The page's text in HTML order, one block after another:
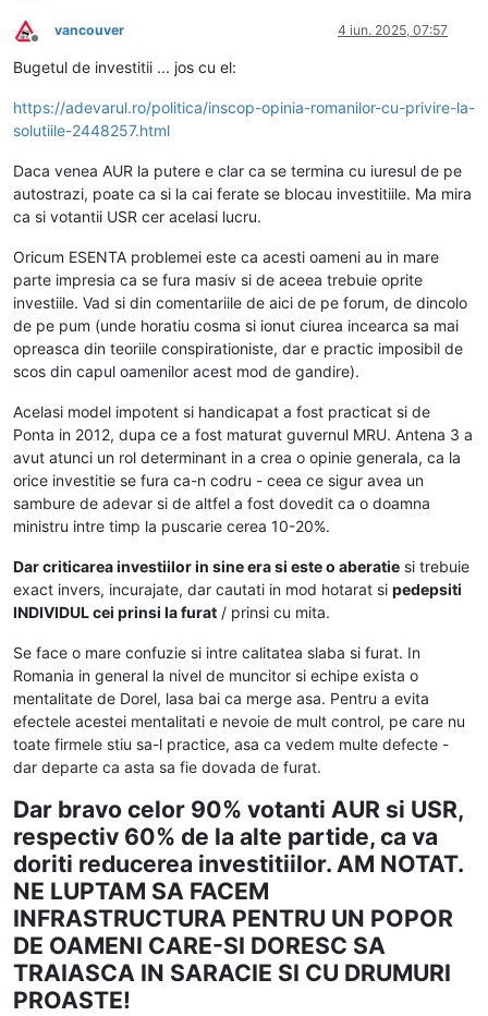
Deconectat
vancouver 4 iun. 2025, 07:57
Bugetul de investitii ... jos cu el:
https://adevarul.ro/politica/inscop-opinia-romanilor-cu-privire-la-
solutiile-2448257.html
Daca venea AUR la putere e clar ca se termina cu iuresul de pe
autostrazi, poate ca si la cai ferate se blocau investitiile. Ma mira
ca si votantii USR cer acelasi lucru.
Oricum ESENTA problemei este ca acesti oameni au in mare
parte impresia ca se fura masiv si de aceea trebuie oprite
investiile. Vad si din comentariile de aici de pe forum, de dincolo
de pe pum (unde horatiu cosma si ionut ciurea incearca sa mai
opreasca din teoriile conspirationiste, dar e practic imposibil de
scos din capul oamenilor acest mod de gandire).
Acelasi model impotent si handicapat a fost practicat si de
Ponta in 2012, dupa ce a fost maturat guvernul MRU. Antena 3 a
avut atunci un rol determinant in a crea o opinie generala, ca la
orice investitie se fura ca-n codru - ceea ce sigur avea un
sambure de adevar si de altfel a fost dovedit ca o doamna
ministru intre timp la puscarie cerea 10-20%.
Dar criticarea investiilor in sine era si este o aberatie si trebuie
exact invers, incurajate, dar cautati in mod hotarat si pedepsiti
INDIVIDUL cei prinsi la furat / prinsi cu mita.
Se face o mare confuzie si intre calitatea slaba si furat. In
Romania in general la nivel de muncitor si echipe exista o
mentalitate de Dorel, lasa bai ca merge asa. Pentru a evita
efectele acestei mentalitati e nevoie de mult control, pe care nu
toate firmele stiu sa-l practice, asa ca vedem multe defecte -
dar departe ca asta sa fie dovada de furat.
Dar bravo celor 90% votanti AUR si USR,
respectiv 60% de la alte partide, ca va
doriti reducerea investitiilor. AM NOTAT.
NE LUPTAM SA FACEM
INFRASTRUCTURA PENTRU UN POPOR
DE OAMENI CARE-SI DORESC SA
TRAIASCA IN SARACIE SI CU DRUMURI
PROASTE!